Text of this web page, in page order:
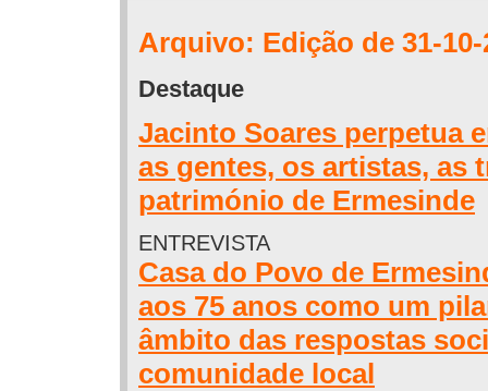
Arquivo: Edição de 31-10-
Destaque
Jacinto Soares perpetua
as gentes, os artistas, as
património de Ermesinde
ENTREVISTA
Casa do Povo de
aos 75 anos como um
âmbito das respostas
comunidade local